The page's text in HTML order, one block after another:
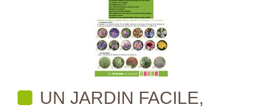
UN JARDIN FACILE,